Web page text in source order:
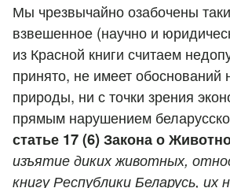
Мы чрезвычайно озабочены
взвешенное (научно и
из Красной книги считаем
принято, не имеет обоснований
природы, ни с точки зрения
прямым нарушением
статье 17 (6) Закона о
изъятие диких животных,
книгу Республики Беларусь,